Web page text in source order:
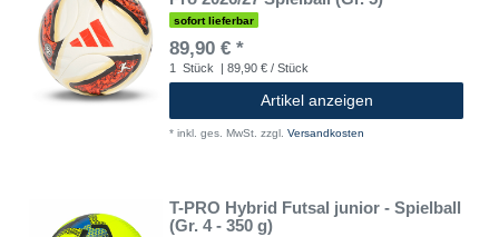
sofort lieferbar
89,90 € *
1 Stück | 89,90 € / Stück
Artikel anzeigen
* inkl. ges. MwSt. zzgl. Versandkosten
T-PRO Hybrid Futsal junior - Spielball
(Gr. 4 - 350 g)